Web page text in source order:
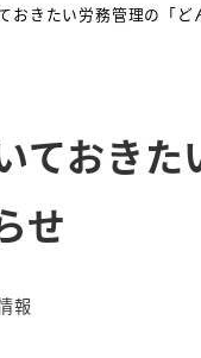
おきたい労務管理の「
ておき
せ
報